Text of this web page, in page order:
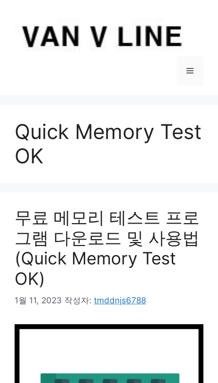
메
Quick Memory Test
OK
무료 메모리 테스트 프로
그램 다운로드 및 사용법
(Quick Memory Test
OK)
1월 11, 2023 작성자: tmddnjs6788